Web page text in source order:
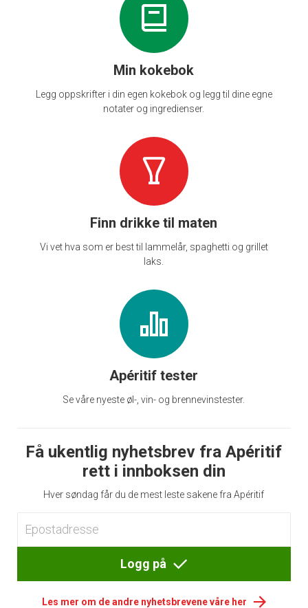
Min kokebok
Legg oppskrifter i din egen kokebok og legg til dine egne
notater og ingredienser.
Finn drikke til maten
Vi vet hva som er best til lammelår, spaghetti og grillet
laks.
Apéritif tester
Se våre nyeste øl-, vin- og brennevinstester.
Få ukentlig nyhetsbrev fra Apéritif
rett i innboksen din
Hver søndag får du de mest leste sakene fra Apéritif
Logg på
Les mer om de andre nyhetsbrevene våre her